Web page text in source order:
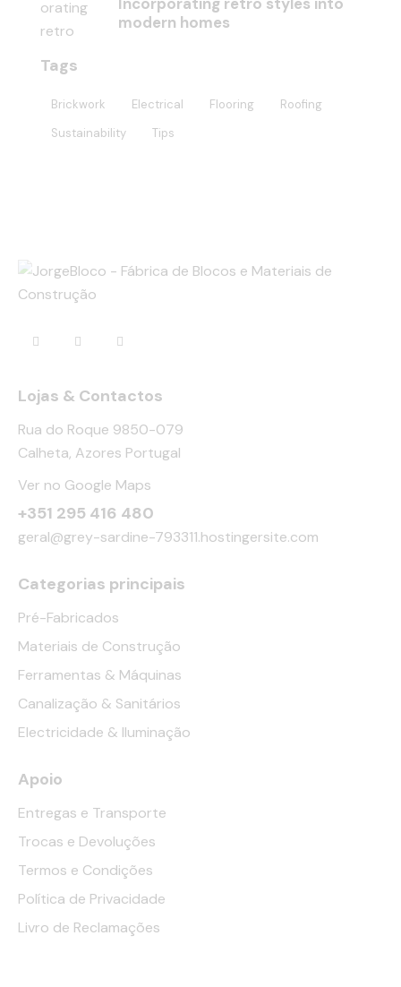
modern homes
Tags
Brickwork Electrical Flooring
Roofing
Sustainability
Tips
Lojas & Contactos
Rua do Roque 9850-079
Calheta, Azores Portugal
Ver no Google Maps
+351 295 416 480
geral@grey-sardine-793311.hostingersite.com
Categorias principais
Pré-Fabricados
Materiais de Construção
Ferramentas & Máquinas
Canalização & Sanitários
Electricidade & Iluminação
Apoio
Entregas e Transporte
Trocas e Devoluções
Termos e Condições
Política de Privacidade
Livro de Reclamações